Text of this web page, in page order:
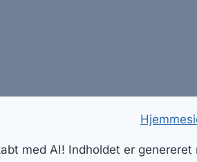
med AI! Indholdet er